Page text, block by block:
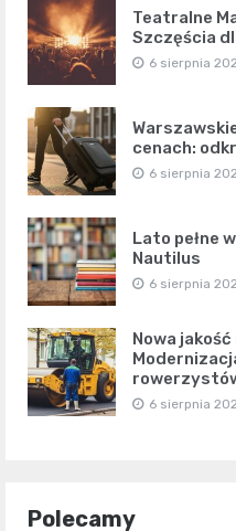
Teatralne
Szczęścia
6 sierpnia
cenach:
6 sierpnia
Lato pełne
Nautilus
6 sierpnia
Nowa
6 sierpnia
Polecamy